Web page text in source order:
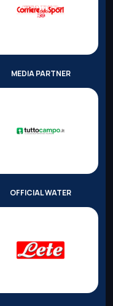
MEDIA PARTNER
OFFICIAL WATER